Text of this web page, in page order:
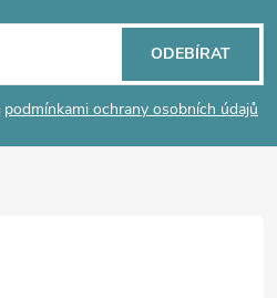
podmínkami ochrany osobních údajů
ODEBÍRAT